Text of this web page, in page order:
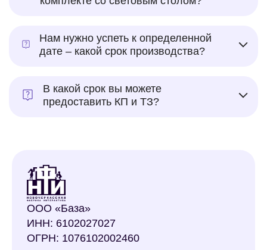
Нам нужно успеть к определенной
дате – какой срок производства?
В какой срок вы можете
предоставить КП и ТЗ?
ООО «База»
ИНН: 6102027027
ОГРН: 1076102002460